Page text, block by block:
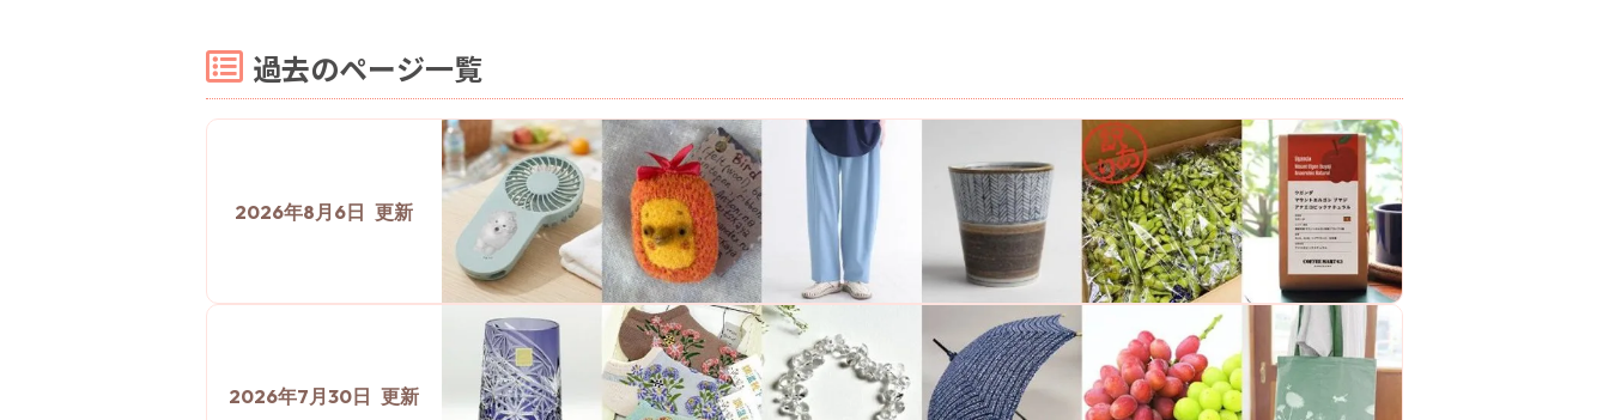
過去のページ一覧
2026年8月6日
2026年7月30日